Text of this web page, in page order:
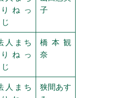
ねっ
子
人まち
ねっ
橋本観
奈
人まち
狭間あす